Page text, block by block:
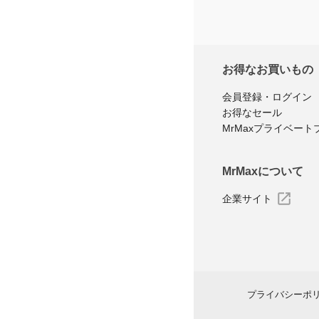
お得なお買いもの
会員登録・ログイン
お得なセール
MrMaxプライベート
MrMaxについて
企業サイト
プライバシーポ